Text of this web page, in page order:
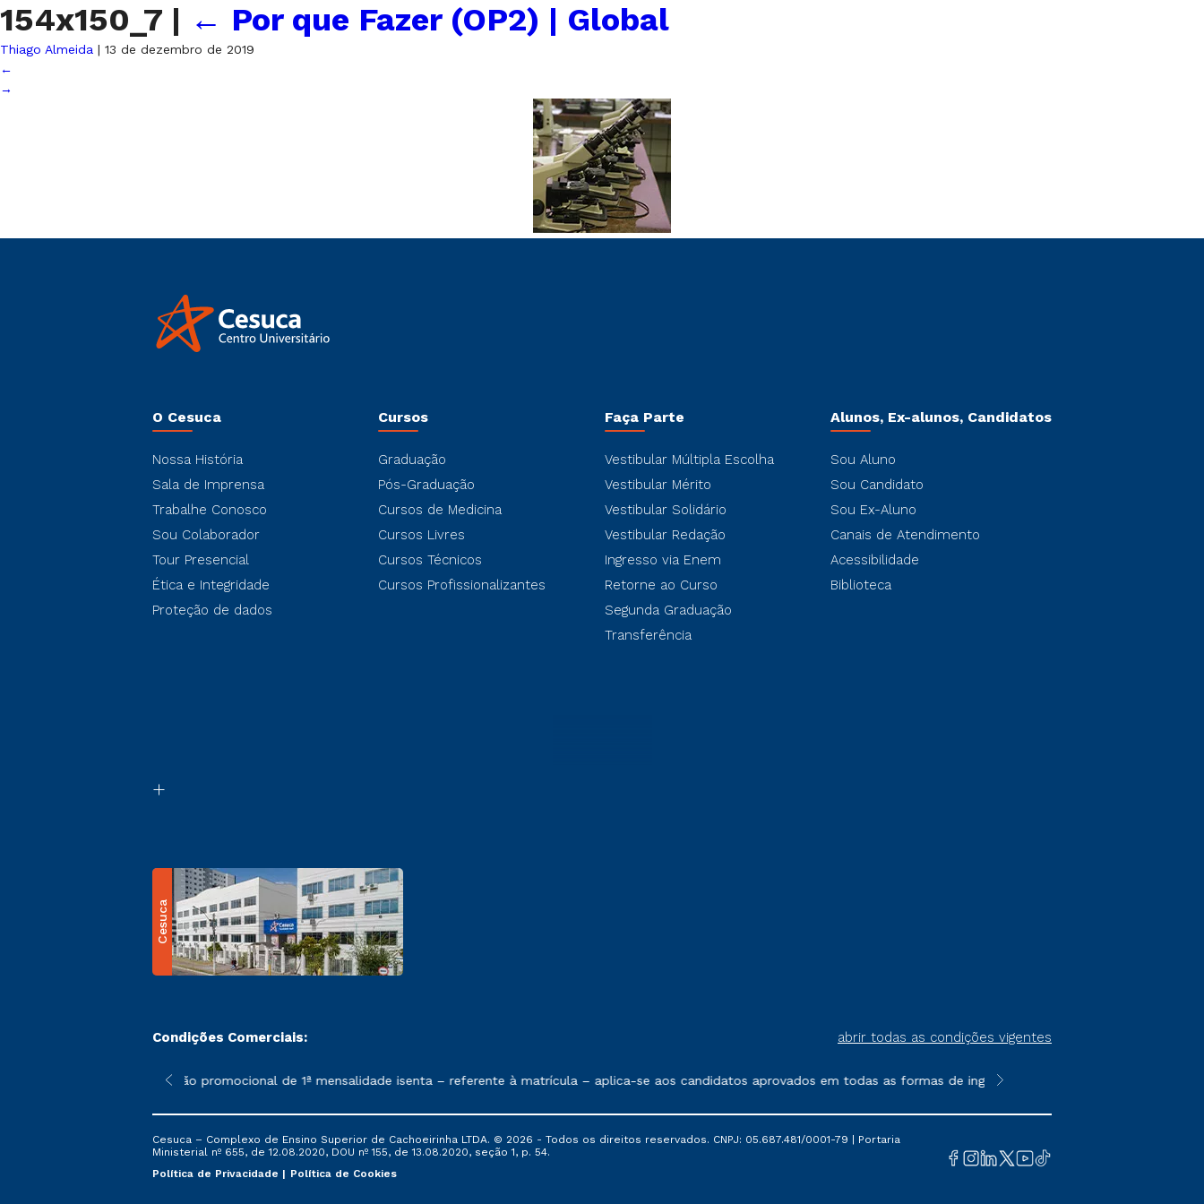
154x150_7 | ← Por que Fazer (OP2) | Global
Thiago Almeida | 13 de dezembro de 2019
←
→
O Cesuca
Nossa História
Sala de Imprensa
Trabalhe Conosco
Sou Colaborador
Tour Presencial
Ética e Integridade
Proteção de dados
Cursos
Graduação
Pós-Graduação
Cursos de Medicina
Cursos Livres
Cursos Técnicos
Cursos Profissionalizantes
Faça Parte
Vestibular Múltipla Escolha
Vestibular Mérito
Vestibular Solidário
Vestibular Redação
Ingresso via Enem
Retorne ao Curso
Segunda Graduação
Transferência
Alunos, Ex-alunos, Candidatos
Sou Aluno
Sou Candidato
Sou Ex-Aluno
Canais de Atendimento
Acessibilidade
Biblioteca
Cesuca
Condições Comerciais: abrir todas as condições vigentes
sofrer alterações nos períodos de rematrícula conforme exposto no contrato de prestação de serviços
*A condição promocional de 1ª mensalidade isenta – referente à matrícula – aplica-se aos candidatos aprovados em todas as formas de ingresso, exceto na prova on-line
**Semipresencial é um formato do
Cesuca – Complexo de Ensino Superior de Cachoeirinha LTDA. © 2026 - Todos os direitos reservados. CNPJ: 05.687.481/0001-79 | Portaria
Ministerial nº 655, de 12.08.2020, DOU nº 155, de 13.08.2020, seção 1, p. 54.
Política de Privacidade
Política de Cookies